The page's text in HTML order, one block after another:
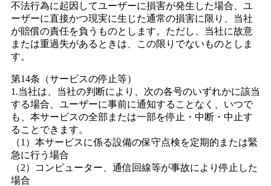
不法行為に起因してユーザーに損害が発生した場合、ユ
ーザーに直接かつ現実に生じた通常の損害に限り、当社
が賠償の責任を負うものとします。ただし、当社に故意
または重過失があるときは、この限りでないものとしま
す。
第14条（サービスの停止等）
1.当社は、当社の判断により、次の各号のいずれかに該当
する場合、ユーザーに事前に通知することなく、いつで
も、本サービスの全部または一部を停止・中断・中止す
ることできます。
（1）本サービスに係る設備の保守点検を定期的または緊
急に行う場合
（2）コンピューター、通信回線等が事故により停止した
場合